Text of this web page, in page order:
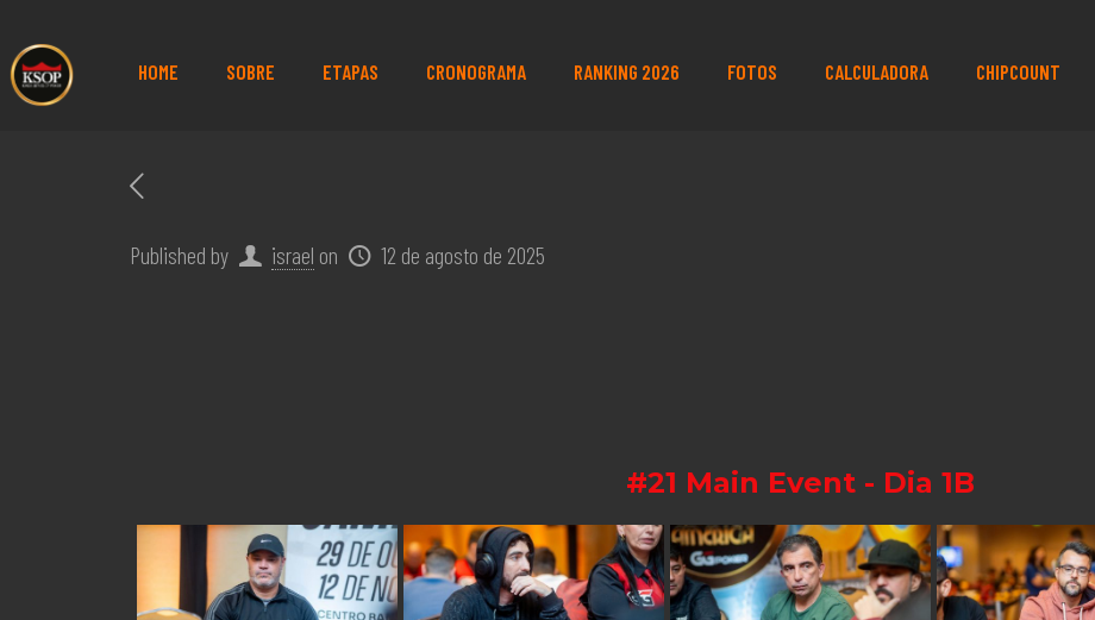
HOME SOBRE ETAPAS CRONOGRAMA RANKING 2026 FOTOS CALCULADORA CHIPCOUNT
Published by israel on 12 de agosto de 2025
#21 Main Event - Dia 1B